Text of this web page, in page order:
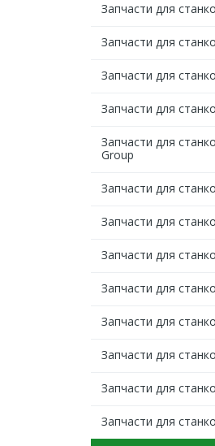
Запчасти для
Запчасти для
Запчасти для
Запчасти для
Запчасти для
Group
Запчасти для
Запчасти для
Запчасти для
Запчасти для
Запчасти для
Запчасти для
Запчасти для
Запчасти для